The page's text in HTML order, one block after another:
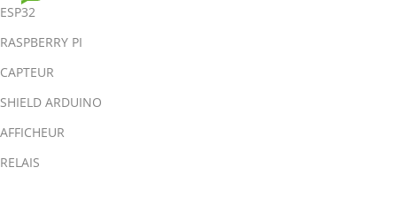
ESP32
RASPBERRY PI
CAPTEUR
SHIELD ARDUINO
AFFICHEUR
RELAIS